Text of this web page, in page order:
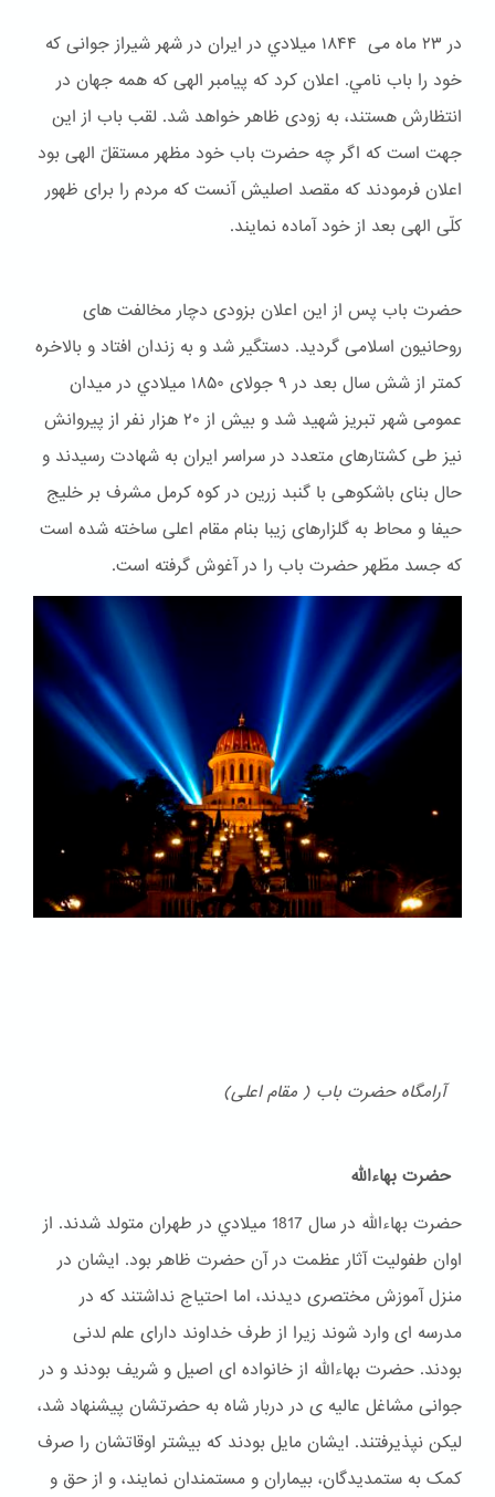
در ۲۳ ماه می ۱۸۴۴ ميلادي در ایران در شهر شیراز جوانی که
خود را باب نامي. اعلان کرد که پیامبر الهی که همه جهان در
انتظارش هستند، به زودی ظاهر خواهد شد. لقب باب از این
جهت است که اگر چه حضرت باب خود مظهر مستقلّ الهی بود
اعلان فرمودند که مقصد اصلیش آنست که مردم را برای ظهور
کلّی الهی بعد از خود آماده نمایند.
حضرت باب پس از این اعلان بزودی دچار مخالفت های
روحانیون اسلامی گردید. دستگیر شد و به زندان افتاد و بالاخره
کمتر از شش سال بعد در ۹ جولای ۱۸۵۰ ميلادي در میدان
عمومی شهر تبریز شهید شد و بیش از ۲۰ هزار نفر از پیروانش
نیز طی کشتارهای متعدد در سراسر ایران به شهادت رسیدند و
حال بنای باشكوهی با گنبد زرین در کوه کرمل مشرف بر خلیج
حیفا و محاط به گلزارهای زیبا بنام مقام اعلی ساخته شده است
که جسد مطّهر حضرت باب را در آغوش گرفته است.
آرامگاه حضرت باب ( مقام اعلی)
حضرت بهاءالله
حضرت بهاءالله در سال 1817 ميلادي در طهران متولد شدند. از
اوان طفولیت آثار عظمت در آن حضرت ظاهر بود. ایشان در
منزل آموزش مختصری دیدند، اما احتیاج نداشتند که در
مدرسه ای وارد شوند زیرا از طرف خداوند دارای علم لدنی
بودند. حضرت بهاءالله از خانواده ای اصیل و شریف بودند و در
جوانی مشاغل عالیه ی در دربار شاه به حضرتشان پیشنهاد شد،
لیکن نپذیرفتند. ایشان مایل بودند که بیشتر اوقاتشان را صرف
کمک به ستمدیدگان، بیماران و مستمندان نمایند، و از حق و